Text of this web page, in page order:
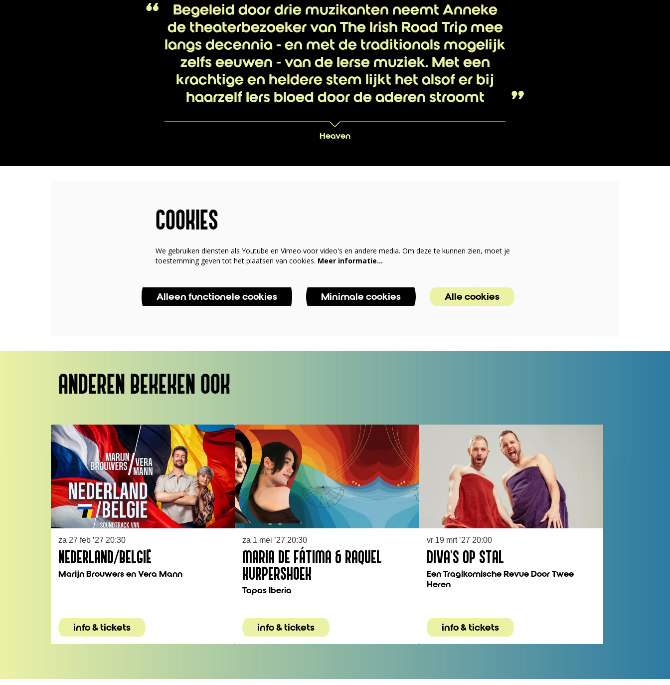
Begeleid door drie muzikanten neemt Anneke
de theaterbezoeker van The Irish Road Trip mee
langs decennia - en met de traditionals mogelijk
zelfs eeuwen - van de Ierse muziek. Met een
krachtige en heldere stem lijkt het alsof er bij
haarzelf Iers bloed door de aderen stroomt
Heaven
COOKIES
We gebruiken diensten als Youtube en Vimeo voor video's en andere media. Om deze te kunnen zien, moet je
toestemming geven tot het plaatsen van cookies. Meer informatie…
Alleen functionele cookies Minimale cookies Alle cookies
ANDEREN BEKEKEN OOK
NEDERLAND/BELGIË
Marijn Brouwers en Vera Mann
za 27 feb ’27 20:30
info & tickets
MARIA DE FÁTIMA & RAQUEL
KURPERSHOEK
Tapas Iberia
za 1 mei ’2720:30
info & tickets
DIVA'S OP STAL
Een Tragikomische Revue Door Twee
Heren
vr 19 mrt ’27 20:00
info & tickets